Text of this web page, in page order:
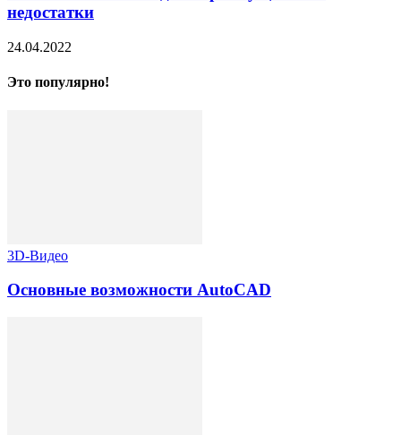
недостатки
24.04.2022
Это популярно!
3D-Видео
Основные возможности AutoCAD